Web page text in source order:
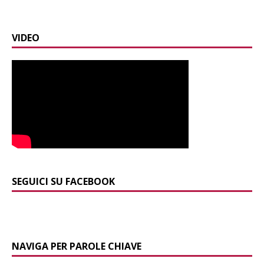
VIDEO
SEGUICI SU FACEBOOK
NAVIGA PER PAROLE CHIAVE